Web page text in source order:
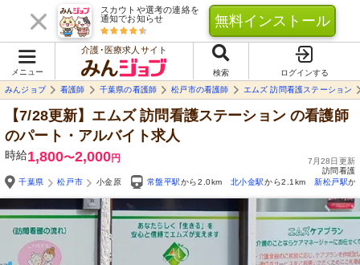
スカウトや選考の連絡を
通知でお知らせ
無料インストール
メニュー
介護･医療求人サイト
検索
ログインする
みんジョブ
看護師 千葉県の看護師 松戸市の看護師 エムズ 訪問看護ステーション
【7/28更新】エムズ 訪問看護ステーションの看護師
のパート・アルバイト求人
時給1,800〜2,000円
7月28日更新
訪問看護
千葉県
松戸市 小金原 常盤平駅から2.0km 北小金駅から2.1km 新松戸駅か